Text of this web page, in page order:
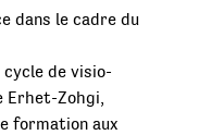
dans le cadre du
de visio-
Erhet-Zohgi,
formation aux